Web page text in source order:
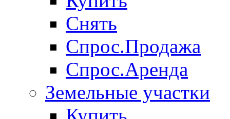
Снять
Спрос.Продажа
Спрос.Аренда
Земельные участки